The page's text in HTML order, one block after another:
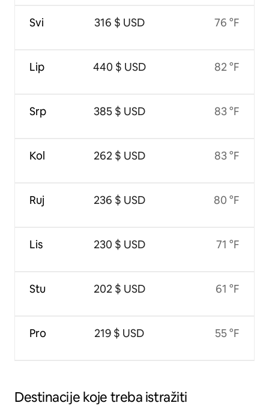
Svi
Lip
Srp
Kol
Ruj
Lis
Stu
Pro
316 $ USD
440 $ USD
385 $ USD
262 $ USD
236 $ USD
230 $ USD
202 $ USD
219 $ USD
76 °F
82 °F
83 °F
83 °F
80 °F
71 °F
61 °F
55 °F
Destinacije koje treba istražiti